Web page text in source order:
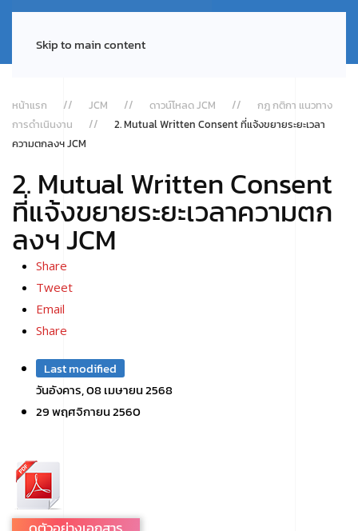
Skip to main content
หน้าแรก JCM ดาวน์โหลด JCM
กฎ กติกา แนวทาง
การดำเนินงาน
2. Mutual Written Consent ที่แจ้งขยายระยะเวลา
ความตกลงฯ JCM
2. Mutual Written Consent
ที่แจ้งขยายระยะเวลาความตก
ลงฯ JCM
Share
Tweet
Email
Share
Last modified
วันอังคาร, 08 เมษายน 2568
29 พฤศจิกายน 2560